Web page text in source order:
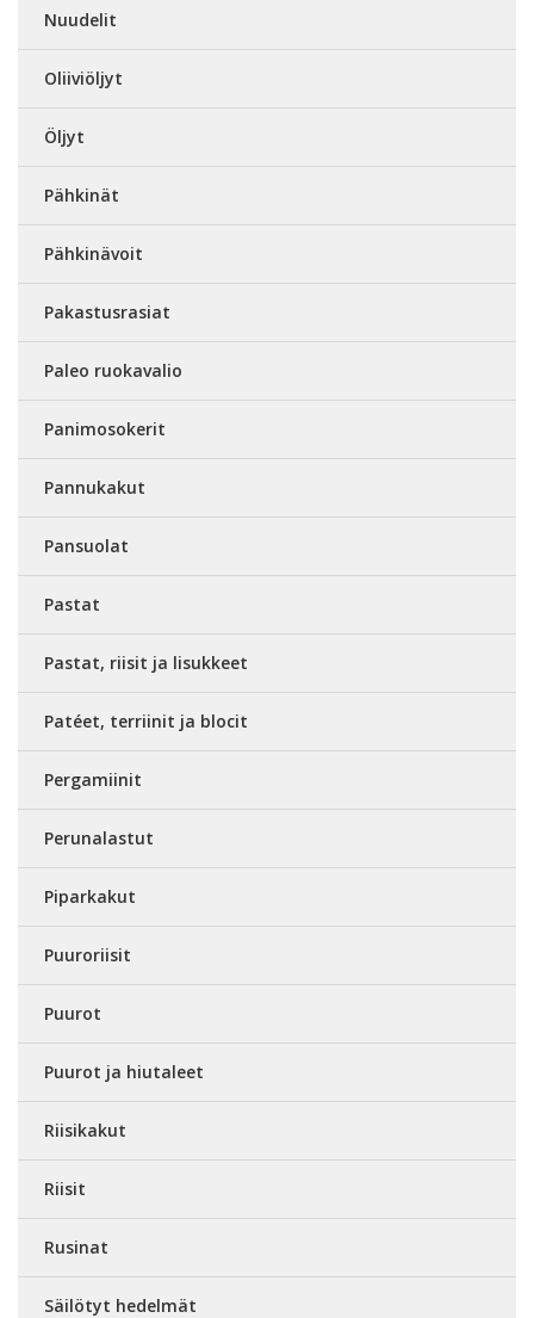
Nuudelit
Oliiviöljyt
Öljyt
Pähkinät
Pähkinävoit
Pakastusrasiat
Paleo ruokavalio
Panimosokerit
Pannukakut
Pansuolat
Pastat
Pastat, riisit ja lisukkeet
Patéet, terriinit ja blocit
Pergamiinit
Perunalastut
Piparkakut
Puuroriisit
Puurot
Puurot ja hiutaleet
Riisikakut
Riisit
Rusinat
Säilötyt hedelmät